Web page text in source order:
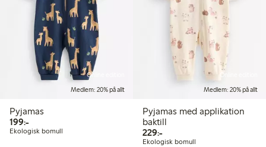
Online edition
Medlem: 20% på allt
Pyjamas
199:-199,00 kr
Ekologisk bomull
Medlem: 20% på allt
Pyjamas med applikation
baktill
229:-229,00 kr
Ekologisk bomull